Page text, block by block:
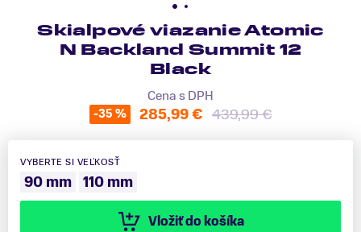
Skialpové viazanie Atomic
N Backland Summit 12
Black
Cena s DPH
-35 % 285,99 € 439,99 €
VYBERTE SI VEĽKOSŤ
90 mm 110 mm
Vložiť do košíka